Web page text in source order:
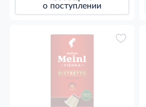
о поступлении